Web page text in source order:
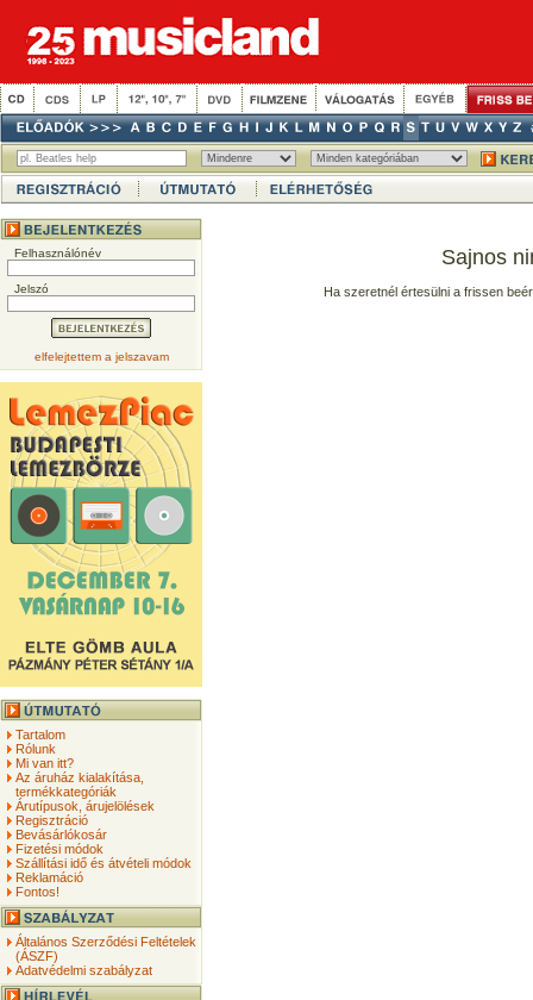
Felhasználónév
Jelszó
elfelejtettem a jelszavam
Tartalom
Rólunk
Mi van itt?
Az áruház kialakítása,
termékkategóriák
Árutípusok, árujelölések
Regisztráció
Bevásárlókosár
Fizetési módok
Szállítási idő és átvételi módok
Reklamáció
Fontos!
Általános Szerződési Feltételek
(ÁSZF)
Adatvédelmi szabályzat
Sajnos
Ha szeretnél értesülni a frissen